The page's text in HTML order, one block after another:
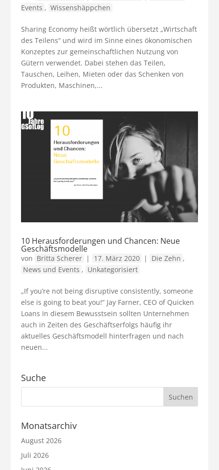
Events , Wissenshäppchen
Sharing Economy heißt wörtlich übersetzt „Wirtschaft
des Teilens“ und wird im Sinne eines ökonomischen
Konzeptes zur gemeinschaftlichen Nutzung von
Gütern verwendet. Dabei stehen das Teilen,
Tauschen, Leihen, Mieten oder das Schenken von
Produkten, Maschinen,...
10 Herausforderungen und Chancen: Neue
Geschäftsmodelle
von Britta Scherer | 17. März 2020 | Die Zehn ,
News und Events , Unkategorisiert
„If you’re not being disruptive consistently, someone
else is going to beat you!“ Jay Farner, CEO of Quicken
Loans In diesem Bewusstsein sollten Unternehmen
auch in Zeiten des Geschäftserfolgs häufig ihr
aktuelles Geschäftsmodell hinterfragen und nach
neuen...
Suche
Monatsarchiv
August 2026
Juli 2026